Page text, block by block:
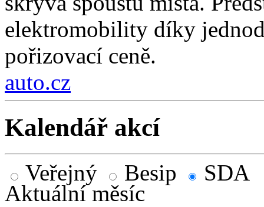
elektromobility díky
pořizovací ceně.
auto.cz
Kalendář akcí
Veřejný Besip
SDA
Aktuální měsíc